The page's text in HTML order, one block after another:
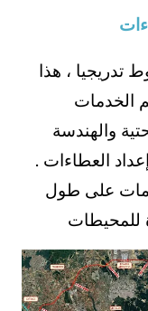
تدريجيا ، هذا
الخدمات
والهندسة
العطاءات .
على طول
للمحيطات